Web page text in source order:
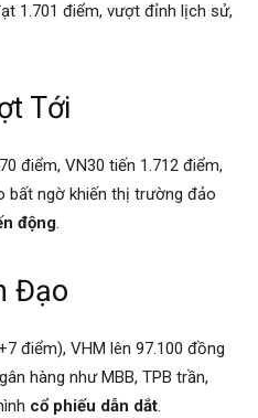
1.701 điểm, vượt đỉnh lịch sử,
Tới
điểm, VN30 tiến 1.712 điểm,
bất ngờ khiến thị trường đảo
động.
Đạo
điểm), VHM lên 97.100 đồng
hàng như MBB, TPB trần,
cổ phiếu dẫn dắt.